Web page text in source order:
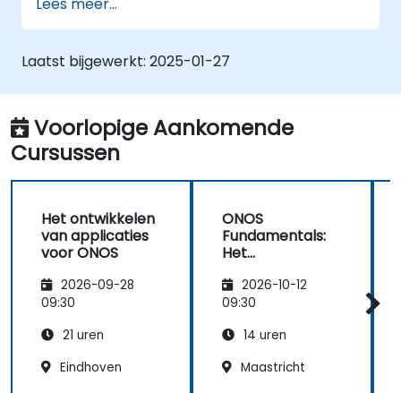
Linux-systeem.
Een eenvoudig SDN-netwerk opzetten
met behulp van ONOS.
De mogelijkheden van ONOS verkennen
voor het beheren en schalen van
netwerkinfrastructuur.
Laatst bijgewerkt: 2025-01-27
Voorlopige Aankomende
Cursussen
Het ontwikkelen
van applicaties
voor ONOS
2026-09-28
09:30
21 uren
Eindhoven
ONOS
Fundamentals:
Het
van schaalbare
SDN-
2026-10-12
09:30
14 uren
Maastricht